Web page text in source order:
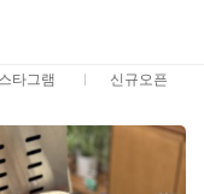
타그램 신규오픈